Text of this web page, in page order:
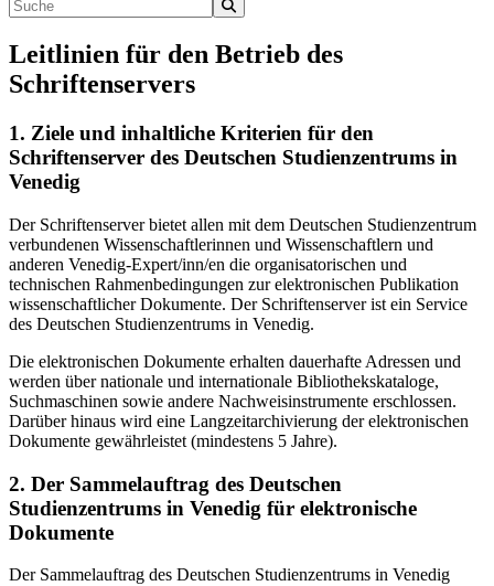
Leitlinien für den Betrieb des
Schriftenservers
1. Ziele und inhaltliche Kriterien für den
Schriftenserver des Deutschen Studienzentrums in
Venedig
Der Schriftenserver bietet allen mit dem Deutschen Studienzentrum
verbundenen Wissenschaftlerinnen und Wissenschaftlern und
anderen Venedig-Expert/inn/en die organisatorischen und
technischen Rahmenbedingungen zur elektronischen Publikation
wissenschaftlicher Dokumente. Der Schriftenserver ist ein Service
des Deutschen Studienzentrums in Venedig.
Die elektronischen Dokumente erhalten dauerhafte Adressen und
werden über nationale und internationale Bibliothekskataloge,
Suchmaschinen sowie andere Nachweisinstrumente erschlossen.
Darüber hinaus wird eine Langzeitarchivierung der elektronischen
Dokumente gewährleistet (mindestens 5 Jahre).
2. Der Sammelauftrag des Deutschen
Studienzentrums in Venedig für elektronische
Dokumente
Der Sammelauftrag des Deutschen Studienzentrums in Venedig